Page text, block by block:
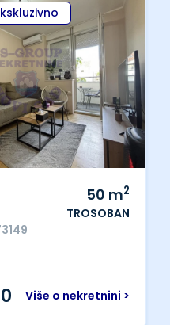
50 m2
TROSOBAN
Više o nekretnini >